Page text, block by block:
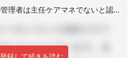
当地域では新規開設の管理者は主任ケアマネでないと認められないとなっています。これ
録して続きを読む